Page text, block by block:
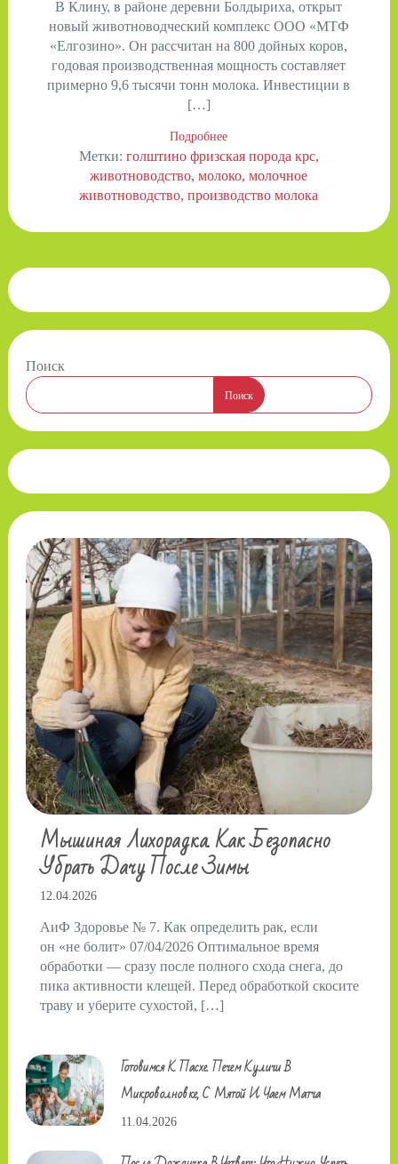
В Клину, в районе деревни Болдыриха, открыт
новый животноводческий комплекс ООО «МТФ
«Елгозино». Он рассчитан на 800 дойных коров,
годовая производственная мощность составляет
примерно 9,6 тысячи тонн молока. Инвестиции в
[…]
Подробнее
Метки: голштино фризская порода крс
животноводство молоко молочное
животноводство производство молока
Поиск
Поиск
Мышиная Лихорадка. Как Безопасно
Убрать Дачу После Зимы
12.04.2026
АиФ Здоровье № 7. Как определить рак, если
он «не болит» 07/04/2026 Оптимальное время
обработки — сразу после полного схода снега, до
пика активности клещей. Перед обработкой скосите
траву и уберите сухостой, […]
Готовимся К Пасхе. Печем Куличи В
Микроволновке, С Мятой И Чаем Матча
11.04.2026